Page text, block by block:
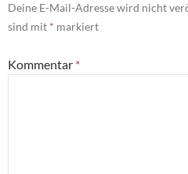
Deine E-Mail-Adresse wird nicht
sind mit * markiert
Kommentar *